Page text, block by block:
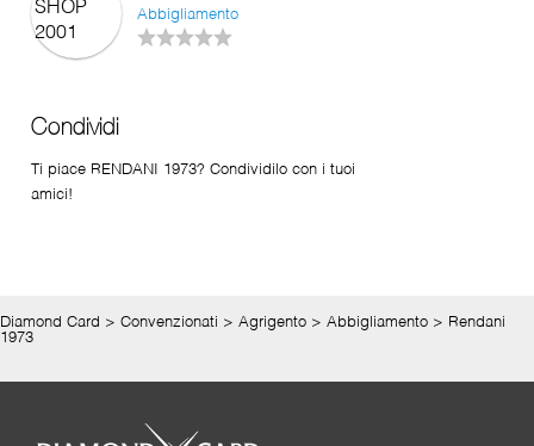
Abbigliamento
Condividi
Ti piace RENDANI 1973? Condividilo con i tuoi
amici!
Diamond Card > Convenzionati > Agrigento > Abbigliamento > Rendani
1973